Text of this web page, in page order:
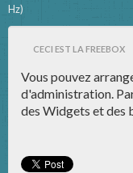
Hz)
CECI EST LA FREEBOX
Vous pouvez
d'administration.
des Widgets et des